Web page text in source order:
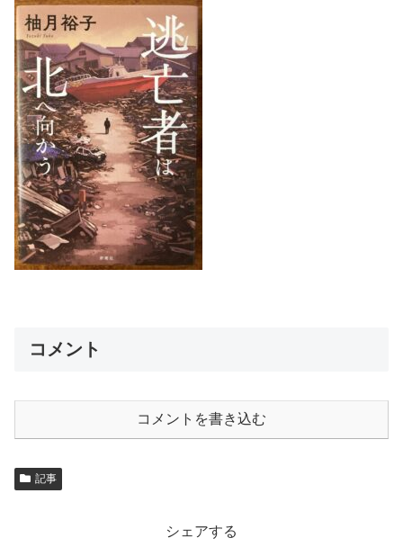
コメント
コメントを書き込む
記事
シェアする